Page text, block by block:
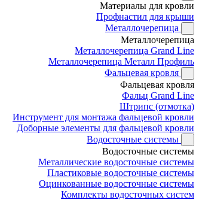
Материалы для кровли
Профнастил для крыши
Металлочерепица
Металлочерепица
Металлочерепица Grand Line
Металлочерепица Металл Профиль
Фальцевая кровля
Фальцевая кровля
Фальц Grand Line
Штрипс (отмотка)
Инструмент для монтажа фальцевой кровли
Доборные элементы для фальцевой кровли
Водосточные системы
Водосточные системы
Металлические водосточные системы
Пластиковые водосточные системы
Оцинкованные водосточные системы
Комплекты водосточных систем